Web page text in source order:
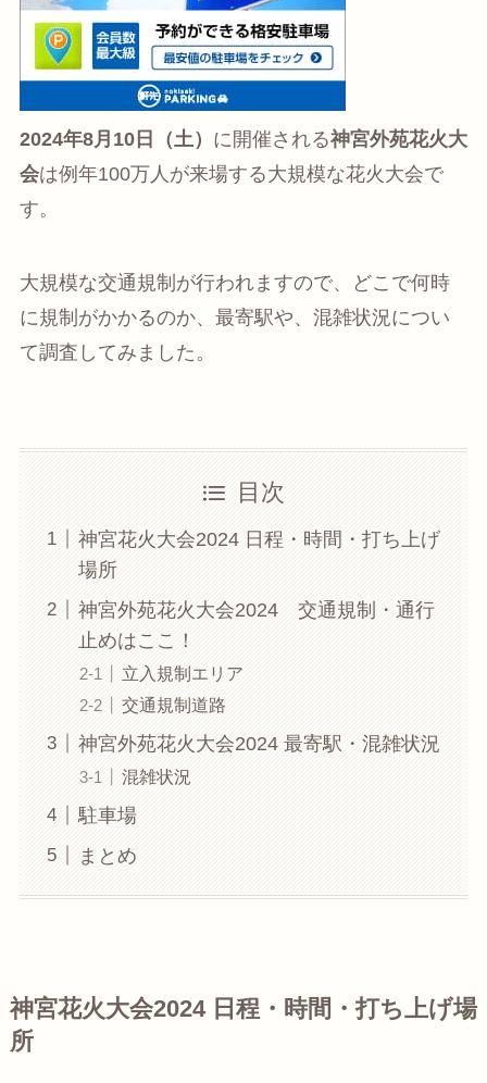
2024年8月10日（土） に開催される神宮外苑花火大
会は例年100万人が来場する大規模な花火大会で
す。
大規模な交通規制が行われますので、どこで何時
に規制がかかるのか、最寄駅や、混雑状況につい
て調査してみました。
目次
神宮花火大会2024 日程・時間・打ち上げ
場所
神宮外苑花火大会2024 交通規制・通行
止めはここ！
立入規制エリア
交通規制道路
神宮外苑花火大会2024 最寄駅・混雑状況
混雑状況
駐車場
まとめ
神宮花火大会2024 日程・時間・打ち上げ場
所